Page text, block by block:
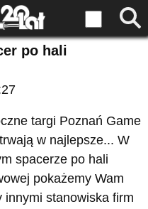
po hali
targi Poznań Game
w najlepsze... W
spacerze po hali
pokażemy Wam
innymi stanowiska firm